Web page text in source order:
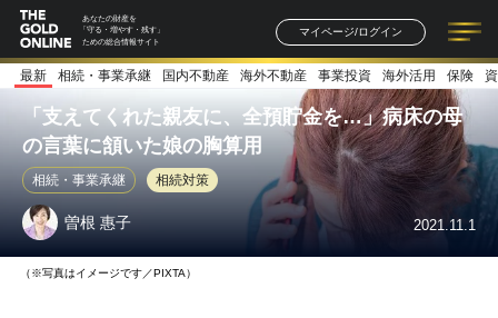
あなたの財産を
「守る・増やす・残す」
ための総合情報サイト
マイページ/ログイン
記事一覧 連載一覧
著者一覧 書籍一覧
最新 相続・事業承継 国内不動産 海外不動産 事業投資 海外活用 保険
「支えてくれた親友に、全預貯金を…」病床の母
の言葉に頷いた娘の胸算用
相続・事業承継 相続対策
曽根 惠子 2021.11.1
（※写真はイメージです／PIXTA）